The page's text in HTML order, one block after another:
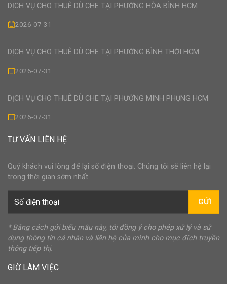
DỊCH VỤ CHO THUÊ DÙ CHE TẠI PHƯỜNG HÒA BÌNH HCM
2026-07-31
DỊCH VỤ CHO THUÊ DÙ CHE TẠI PHƯỜNG BÌNH THỚI HCM
2026-07-31
DỊCH VỤ CHO THUÊ DÙ CHE TẠI PHƯỜNG MINH PHỤNG HCM
2026-07-31
TƯ VẤN LIÊN HỆ
Quý khách vui lòng để lại số điện thoại. Chúng tôi sẽ liên hệ lại
trong thời gian sớm nhất.
GỬI
* Bằng cách gửi biểu mẫu này, tôi đồng ý cho phép xử lý và sử
dụng thông tin cá nhân và liên hệ của mình cho mục đích truyền
thông tiếp thị.
GIỜ LÀM VIỆC